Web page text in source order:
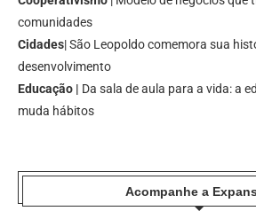
comunidades
Cidades| São Leopoldo comemora sua
desenvolvimento
Educação | Da sala de aula para a vida: a
muda hábitos
Acompanhe a